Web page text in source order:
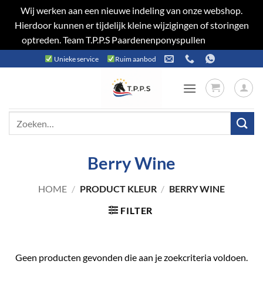
Wij werken aan een nieuwe indeling van onze webshop.
Hierdoor kunnen er tijdelijk kleine wijzigingen of storingen
optreden. Team T.P.P.S Paardenenponyspullen
naar
Unieke service Ruim aanbod
Berry Wine
HOME / PRODUCT KLEUR / BERRY WINE
FILTER
Geen producten gevonden die aan je zoekcriteria voldoen.